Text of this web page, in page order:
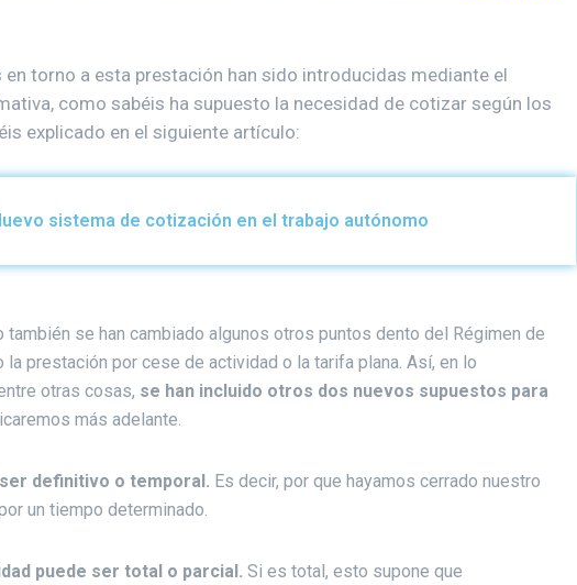
torno a esta prestación han sido introducidas mediante el
como sabéis ha supuesto la necesidad de cotizar según los
explicado en el siguiente artículo:
sistema de cotización en el trabajo autónomo
también se han cambiado algunos otros puntos dento del Régimen de
la prestación por cese de actividad o la tarifa plana. Así, en lo
otras cosas, se han incluido otros dos nuevos supuestos para
más adelante.
definitivo o temporal. Es decir, por que hayamos cerrado nuestro
un tiempo determinado.
puede ser total o parcial. Si es total, esto supone que